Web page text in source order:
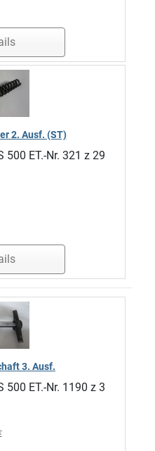
2. Ausf. (ST)
ET.-Nr. 321 z 29
3. Ausf.
ET.-Nr. 1190 z 3